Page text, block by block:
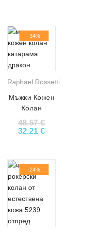
-34%
Raphael Rossetti
Мъжки Кожен
Колан
Катарама
Дракон АРТ#
48.57€
Original price
32.21€Текущата
-24%